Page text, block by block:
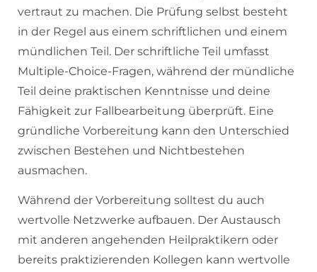
vertraut zu machen. Die Prüfung selbst besteht
in der Regel aus einem schriftlichen und einem
mündlichen Teil. Der schriftliche Teil umfasst
Multiple-Choice-Fragen, während der mündliche
Teil deine praktischen Kenntnisse und deine
Fähigkeit zur Fallbearbeitung überprüft. Eine
gründliche Vorbereitung kann den Unterschied
zwischen Bestehen und Nichtbestehen
ausmachen.
Während der Vorbereitung solltest du auch
wertvolle Netzwerke aufbauen. Der Austausch
mit anderen angehenden Heilpraktikern oder
bereits praktizierenden Kollegen kann wertvolle